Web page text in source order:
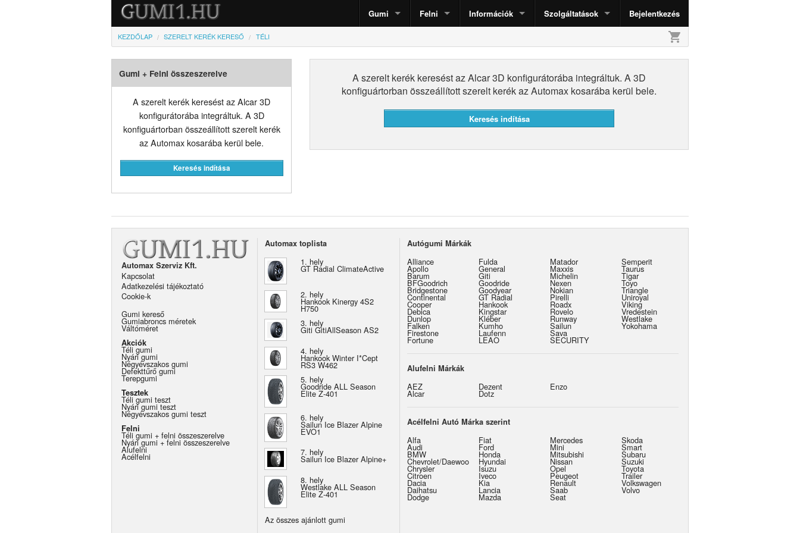
Gumi Felni Információk Szolgáltatások Bejelentkezés
KEZDŐLAP SZERELT KERÉK KERESŐ TÉLI shopping_cart
Gumi + Felni összeszerelve
A szerelt kerék keresést az Alcar 3D
konfigurátorába integráltuk. A 3D
konfiguártorban összeállított szerelt kerék
az Automax kosarába kerül bele.
A szerelt kerék keresést az Alcar 3D konfigurátorába integráltuk. A 3D
konfiguártorban összeállított szerelt kerék az Automax kosarába kerül bele.
Automax Szerviz Kft.
Kapcsolat
Adatkezelési tájékoztató
Cookie-k
Gumi kereső
Gumiabroncs méretek
Váltóméret
Akciók
Téli gumi
Nyári gumi
Négyévszakos gumi
Defekttűrő gumi
Terepgumi
Tesztek
Téli gumi teszt
Nyári gumi teszt
Négyévszakos gumi teszt
Felni
Téli gumi + felni összeszerelve
Nyári gumi + felni összeszerelve
Alufelni
Acélfelni
Automax toplista
1. hely
GT Radial ClimateActive
2. hely
Hankook Kinergy 4S2
H750
3. hely
Giti GitiAllSeason AS2
4. hely
Hankook Winter I*Cept
RS3 W462
5. hely
Goodride ALL Season
Elite Z-401
6. hely
Sailun Ice Blazer Alpine
EVO1
7. hely
Sailun Ice Blazer Alpine+
8. hely
Westlake ALL Season
Elite Z-401
Az összes ajánlott gumi
Autógumi Márkák
Alliance
Apollo
Barum
BFGoodrich
Bridgestone
Continental
Cooper
Debica
Dunlop
Falken
Firestone
Fortune
Fulda
General
Giti
Goodride
Goodyear
GT Radial
Hankook
Kingstar
Kléber
Kumho
Laufenn
LEAO
Matador
Maxxis
Michelin
Nexen
Nokian
Pirelli
Roadx
Rovelo
Runway
Sailun
Sava
SECURITY
Semperit
Taurus
Tigar
Toyo
Triangle
Uniroyal
Viking
Vredestein
Westlake
Yokohama
Alufelni Márkák
AEZ
Alcar
Dezent
Dotz
Enzo
Acélfelni Autó Márka szerint
Alfa
Audi
BMW
Chevrolet/Daewoo
Chrysler
Citroen
Dacia
Daihatsu
Dodge
Fiat
Ford
Honda
Hyundai
Isuzu
Iveco
Kia
Lancia
Mazda
Mercedes
Mini
Mitsubishi
Nissan
Opel
Peugeot
Renault
Saab
Seat
Skoda
Smart
Subaru
Suzuki
Toyota
Trailer
Volkswagen
Volvo